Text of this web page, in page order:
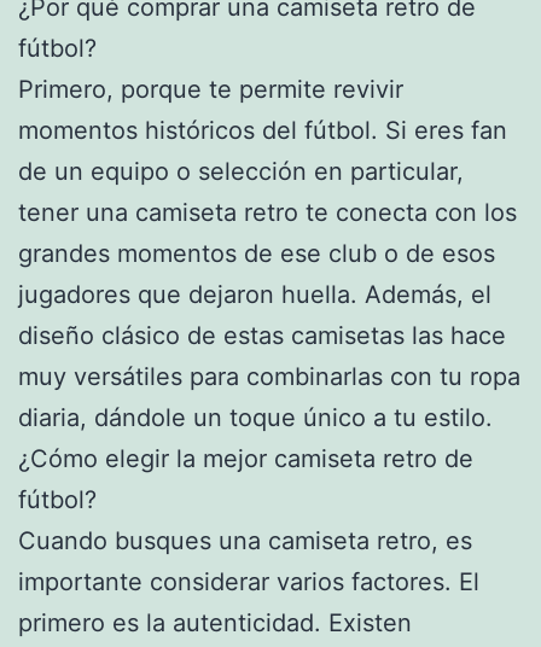
¿Por qué comprar una camiseta retro de
fútbol?
Primero, porque te permite revivir
momentos históricos del fútbol. Si eres fan
de un equipo o selección en particular,
tener una camiseta retro te conecta con los
grandes momentos de ese club o de esos
jugadores que dejaron huella. Además, el
diseño clásico de estas camisetas las hace
muy versátiles para combinarlas con tu ropa
diaria, dándole un toque único a tu estilo.
¿Cómo elegir la mejor camiseta retro de
fútbol?
Cuando busques una camiseta retro, es
importante considerar varios factores. El
primero es la autenticidad. Existen